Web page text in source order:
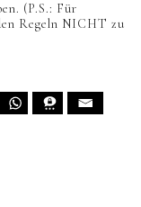
(P.S.: Für
Regeln NICHT zu